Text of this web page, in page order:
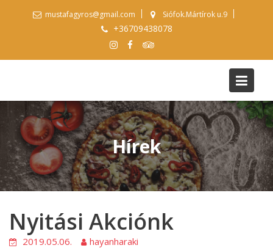
mustafagyros@gmail.com Siófok.Mártírok u.9
+36709438078
Hírek
Nyitási Akciónk
2019.05.06. hayanharaki